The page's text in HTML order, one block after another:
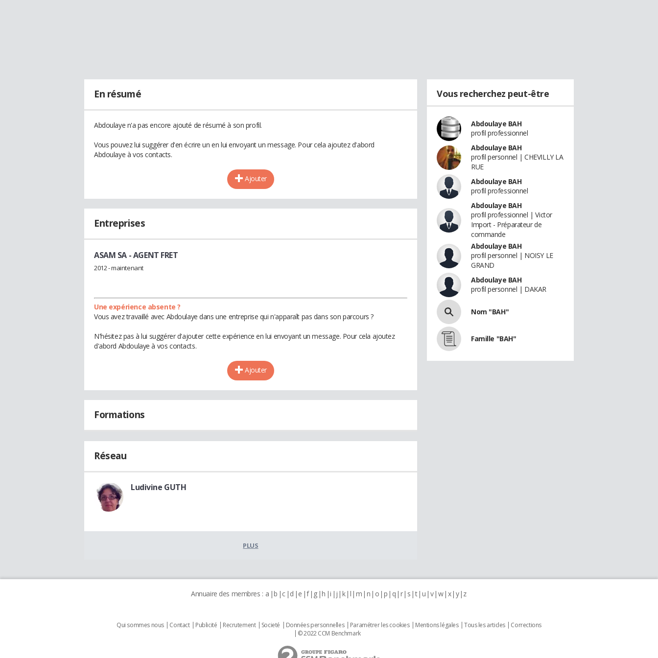
En résumé
Abdoulaye n'a pas encore ajouté de résumé à son profil.
Vous pouvez lui suggérer d'en écrire un en lui envoyant un message. Pour cela ajoutez d'abord
Abdoulaye à vos contacts.
Ajouter
Entreprises
ASAM SA - AGENT FRET
2012 - maintenant
Une expérience absente ?
Vous avez travaillé avec Abdoulaye dans une entreprise qui n'apparaît pas dans son parcours ?
N'hésitez pas à lui suggérer d'ajouter cette expérience en lui envoyant un message. Pour cela ajoutez
d'abord Abdoulaye à vos contacts.
Ajouter
Formations
Réseau
Ludivine GUTH
PLUS
Vous recherchez peut-être
Abdoulaye BAH
profil professionnel
Abdoulaye BAH
profil personnel | CHEVILLY LA
RUE
Abdoulaye BAH
profil professionnel
Abdoulaye BAH
profil professionnel | Victor
Import - Préparateur de
commande
Abdoulaye BAH
profil personnel | NOISY LE
GRAND
Abdoulaye BAH
profil personnel | DAKAR
Nom "BAH"
Famille "BAH"
Annuaire des membres : a b c d e f g h i j k l m n o p q r s t u v w x y z
Qui sommes nous Contact Publicité Recrutement Societé Données personnelles Paramétrer les cookies Mentions légales Tous les articles
Corrections
© 2022 CCM Benchmark